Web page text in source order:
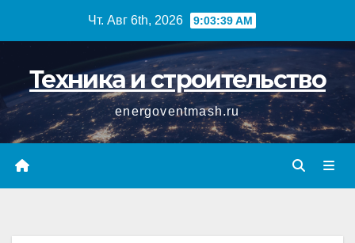
Чт. Авг 6th, 2026 9:03:39 AM
Техника и строительство
energoventmash.ru